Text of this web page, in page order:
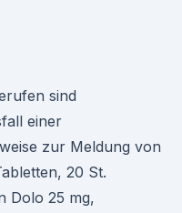
sind
einer
zur Meldung von
20 St.
Dolo 25 mg,